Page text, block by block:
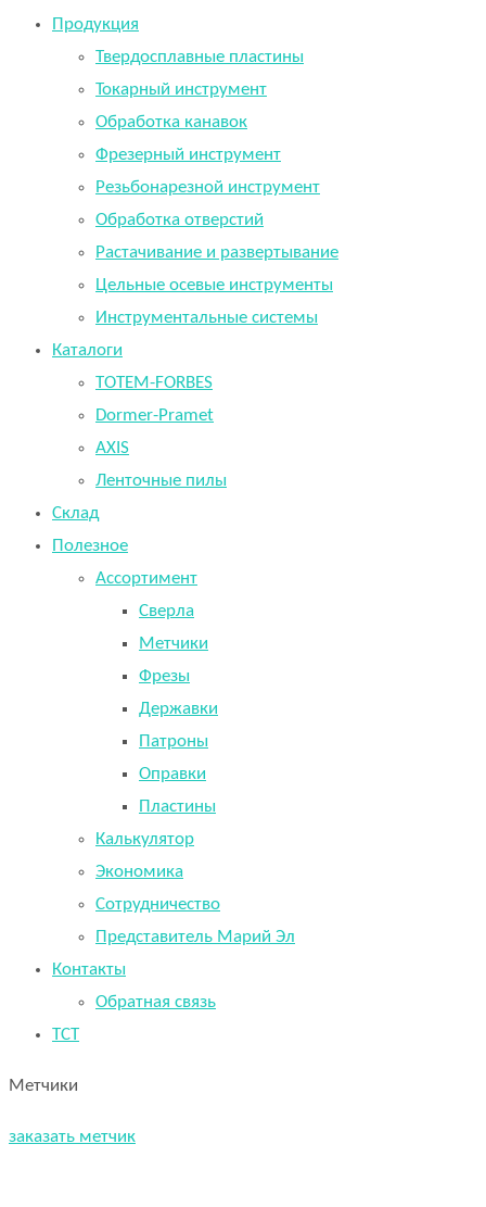
Продукция
Твердосплавные пластины
Токарный инструмент
Обработка канавок
Фрезерный инструмент
Резьбонарезной инструмент
Обработка отверстий
Растачивание и развертывание
Цельные осевые инструменты
Инструментальные системы
Каталоги
TOTEM-FORBES
Dormer-Pramet
AXIS
Ленточные пилы
Склад
Полезное
Ассортимент
Сверла
Метчики
Фрезы
Державки
Патроны
Оправки
Пластины
Калькулятор
Экономика
Сотрудничество
Представитель Марий Эл
Контакты
Обратная связь
TCT
Метчики
заказать метчик